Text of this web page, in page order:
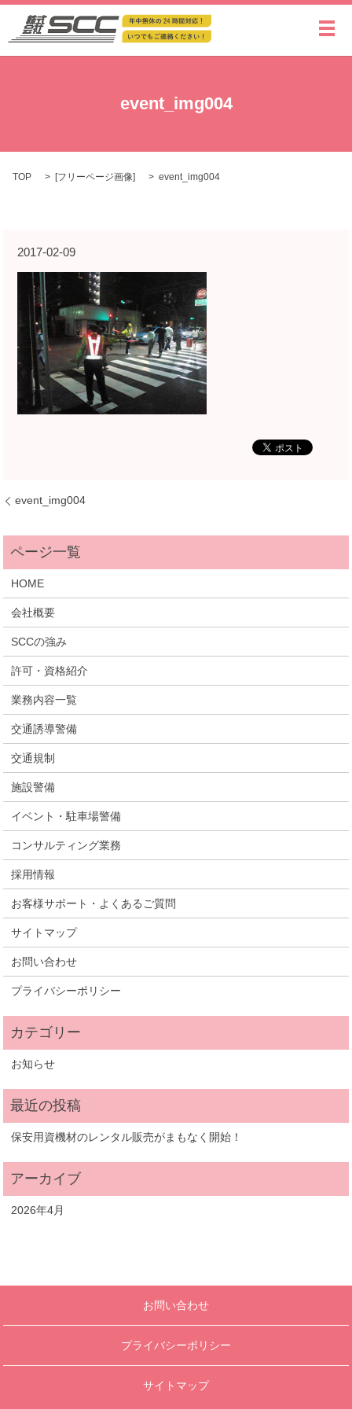
メ
event_img004
TOP [フリーページ画像] event_img004
2017-02-09
event_img004
HOME
会社概要
SCCの強み
許可・資格紹介
業務内容一覧
交通誘導警備
交通規制
施設警備
イベント・駐車場警備
コンサルティング業務
採用情報
お客様サポート・よくあるご質問
サイトマップ
お問い合わせ
プライバシーポリシー
お知らせ
保安用資機材のレンタル販売がまもなく開始！
2026年4月
お問い合わせ
プライバシーポリシー
サイトマップ